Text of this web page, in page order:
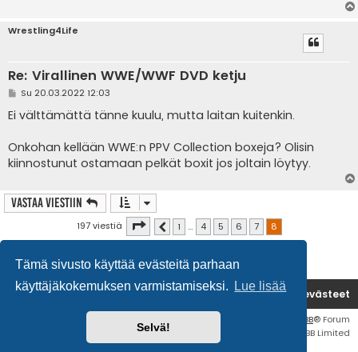
Tämä sivusto käyttää evästeitä parhaan
käyttäjäkokemuksen varmistamiseksi.
Lue lisää
Selvä!
Wrestling4Life
Re: Virallinen WWE/WWF DVD ketju
V
e
s
i
Su 20.03.2022 12:03
Ei välttämättä tänne kuulu, mutta laitan kuitenkin.
Onkohan kellään WWE:n PPV Collection boxeja? Olisin
kiinnostunut ostamaan pelkät boxit jos joltain löytyy.
Vastaa Viestiin
197 viestiä Sivu 8
Edellinen
1 … 4 5 6 7 8
Etusivu Poista evästeet
phpBB® Forum
Software © phpBB Limited